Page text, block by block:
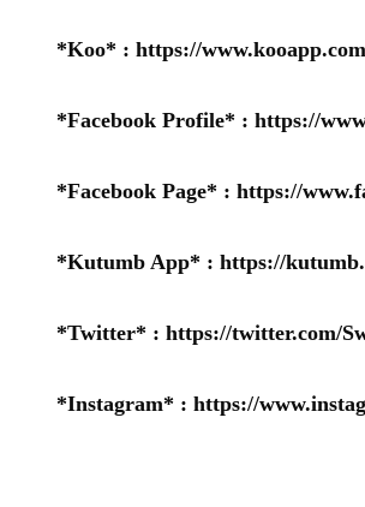
*Koo* : https://
*Facebook Profile* : https://
*Facebook Page* : https://
*Kutumb App* : https://
*Twitter* : https://twitter.com/
*Instagram* : https://